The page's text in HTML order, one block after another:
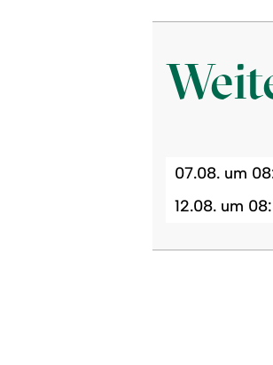
07.08. um
12.08. um